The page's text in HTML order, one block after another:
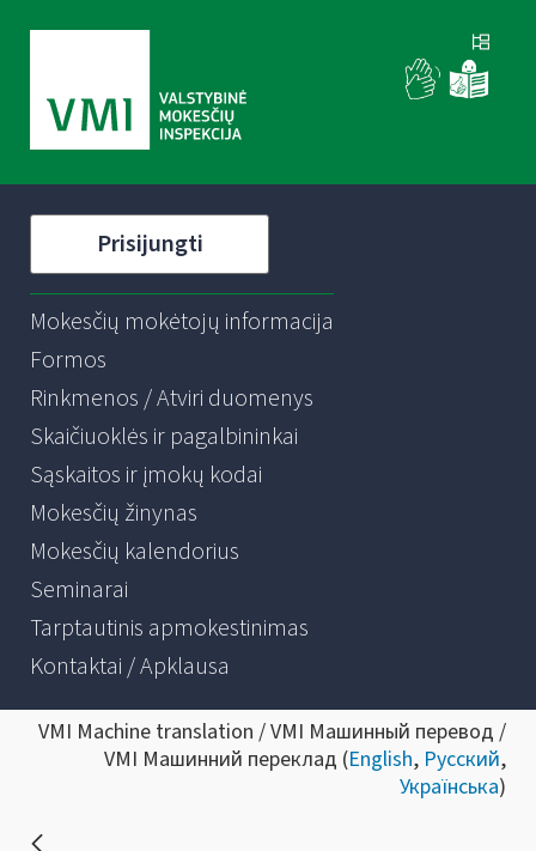
Prisijungti
Mokesčių mokėtojų informacija
Formos
Rinkmenos / Atviri duomenys
Skaičiuoklės ir pagalbininkai
Sąskaitos ir įmokų kodai
Mokesčių žinynas
Mokesčių kalendorius
Seminarai
Tarptautinis apmokestinimas
Kontaktai / Apklausa
VMI Machine translation / VMI Машинный перевод /
VMI Машинний переклад (English, Русский,
Українська)